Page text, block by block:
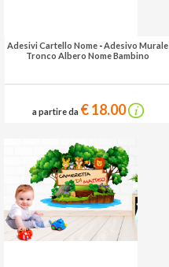
Adesivi Cartello Nome -Adesivo Murale
Tronco Albero Nome Bambino
a partire da € 18.00